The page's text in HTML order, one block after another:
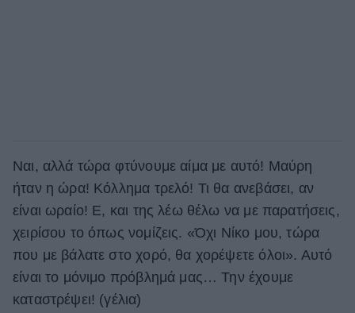
Ναι, αλλά τώρα φτύνουμε αίμα με αυτό! Μαύρη
ήταν η ώρα! Κόλλημα τρελό! Τι θα ανεβάσει, αν
είναι ωραίο! Ε, και της λέω θέλω να με παρατήσεις,
χειρίσου το όπως νομίζεις. «Όχι Νίκο μου, τώρα
που με βάλατε στο χορό, θα χορέψετε όλοι». Αυτό
είναι το μόνιμο πρόβλημά μας… Την έχουμε
καταστρέψει! (γέλια)